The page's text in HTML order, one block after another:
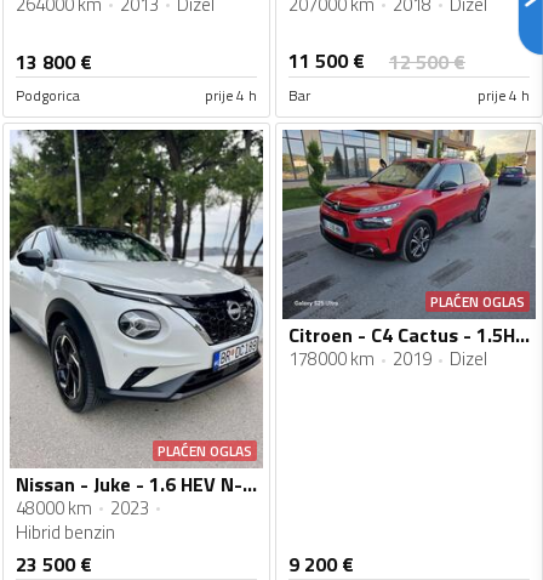
13 800€
Podgorica prije 4 h
11 500€ 12 500€
Bar prije 4 h
PLAĆEN OGLAS
Nissan - Juke - 1.6 HEV N-CONNECTA
48000 km
2023
Hibrid benzin
23 500€
PLAĆEN OGLAS
Citroen - C4 Cactus - 1.5Hdi
178000 km 2019 Dizel
9 200€